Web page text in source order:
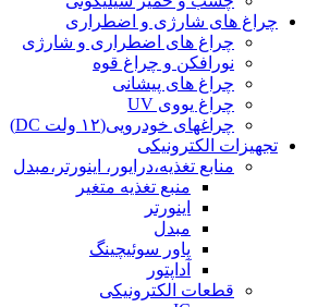
چراغ های شارژی و اضطراری
چراغ های اضطراری و شارژی
نورافکن و چراغ قوه
چراغ های پیشانی
چراغ یووی UV
چراغهای خودرویی(۱۲ ولت DC)
تجهیزات الکترونیکی
منابع تغذیه،درایور، اینورتر،مبدل
منبع تغذیه متغیر
اینورتر
مبدل
پاور سوئیچینگ
آداپتور
قطعات الکترونیکی